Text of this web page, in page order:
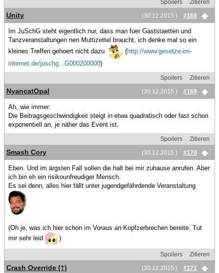
Spoilers
Zitieren
(30.12.2015 )
#168
Unity
Im JuSchG steht eigentlich nur, dass man fuer Gaststaetten und
Tanzveranstaltungen nen Muttizettel braucht, ich denke mal so ein
kleines Treffen gehoert nicht dazu
(http://www.gesetze-im-
internet.de/juschg...G000200000)
Spoilers
Zitieren
(30.12.2015 )
#169
NyancatOpal
Ah, wie immer:
Die Beitragsgeschwindigkeit steigt in etwa quadratisch oder fast schon
exponentiell an, je näher das Event ist.
Spoilers
Zitieren
(30.12.2015 )
#170
Smash Cory
Eben. Und im ärgsten Fall sollen die halt bei mir zuhause anrufen. Aber
ich bin eh ein risikounfreudiger Mensch.
Es sei denn, alles hier fällt unter jugendgefährdende Veranstaltung
(Oh je, was ich hier schon im Voraus an Kopfzerbrechen bereite. Tut
mir sehr leid
)
Spoilers
Zitieren
(30.12.2015 )
#171
Crash Override (†)